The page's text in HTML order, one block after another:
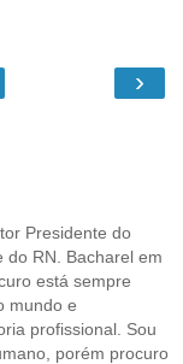
›
Presidente do
do RN. Bacharel em
está sempre
mundo e
profissional. Sou
porém procuro